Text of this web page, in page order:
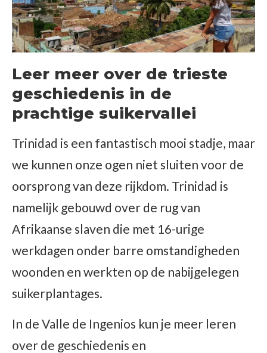
Leer meer over de trieste
geschiedenis in de
prachtige suikervallei
Trinidad is een fantastisch mooi stadje, maar
we kunnen onze ogen niet sluiten voor de
oorsprong van deze rijkdom. Trinidad is
namelijk gebouwd over de rug van
Afrikaanse slaven die met 16-urige
werkdagen onder barre omstandigheden
woonden en werkten op de nabijgelegen
suikerplantages.
In de Valle de Ingenios kun je meer leren
over de geschiedenis en